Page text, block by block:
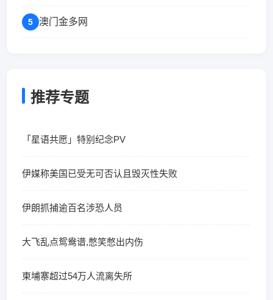
5 澳门金多网
推荐专题
「星语共愿」特别纪念PV
伊媒称美国已受无可否认且毁灭性失败
伊朗抓捕逾百名涉恐人员
大飞乱点鸳鸯谱,憋笑憋出内伤
柬埔寨超过54万人流离失所